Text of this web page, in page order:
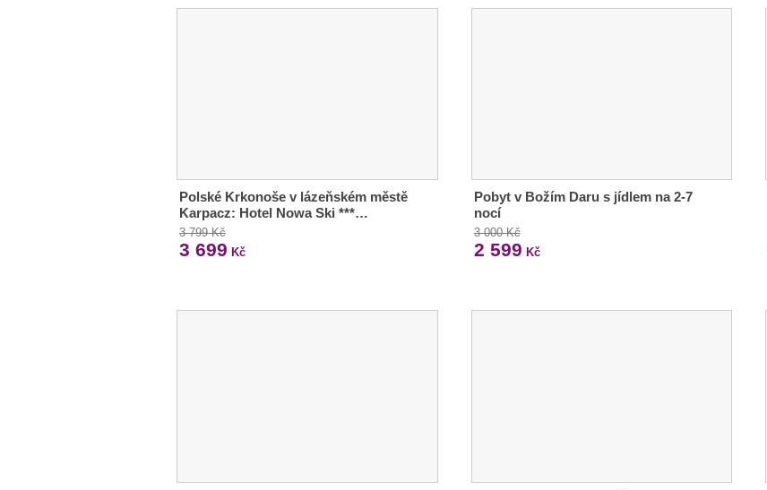
Polské Krkonoše v lázeňském městě
Karpacz: Hotel Nowa Ski ***…
3 799 Kč
3 699 Kč
Pobyt v Božím Daru s jídlem na 2-7
nocí
3 000 Kč
2 599 Kč